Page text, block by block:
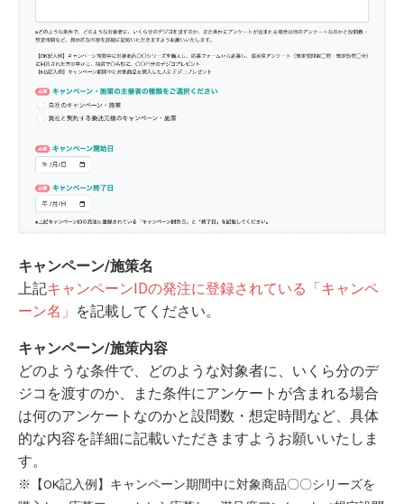
キャンペーン/施策名
上記キャンペーンIDの発注に登録されている「キャンペ
ーン名」 を記載してください。
キャンペーン/施策内容
どのような条件で、どのような対象者に、いくら分のデ
ジコを渡すのか、また条件にアンケートが含まれる場合
は何のアンケートなのかと設問数・想定時間など、具体
的な内容を詳細に記載いただきますようお願いいたしま
す。
※【OK記入例】キャンペーン期間中に対象商品〇〇シリーズを